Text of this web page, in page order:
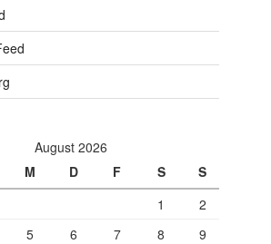
August 2026
M D F S
S
1
2
5 6 7 8
9